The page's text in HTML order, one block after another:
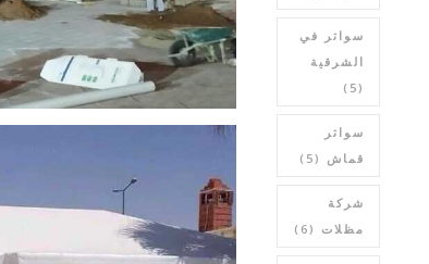
سواتر في
الشرقية
(5)
سواتر
قماش (5)
شركة
مظلات (6)